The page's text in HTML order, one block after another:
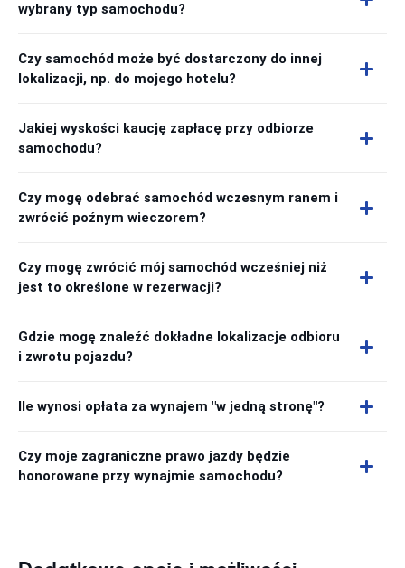
wybrany typ samochodu?
Czy samochód może być dostarczony do innej
lokalizacji, np. do mojego hotelu?
Jakiej wyskości kaucję zapłacę przy odbiorze
samochodu?
Czy mogę odebrać samochód wczesnym ranem i
zwrócić poźnym wieczorem?
Czy mogę zwrócić mój samochód wcześniej niż
jest to określone w rezerwacji?
Gdzie mogę znaleźć dokładne lokalizacje odbioru
i zwrotu pojazdu?
Ile wynosi opłata za wynajem "w jedną stronę"?
Czy moje zagraniczne prawo jazdy będzie
honorowane przy wynajmie samochodu?